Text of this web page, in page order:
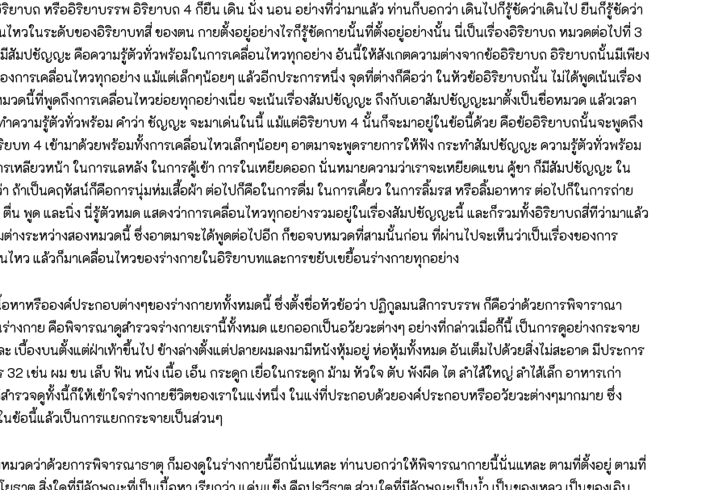
าบถ หรืออิริยาบรรพ อิริยาบถ 4 ก็ยืน เดิน นั่ง นอน อย่างที่ว่ามาแล้ว ท่านก็บอกว่า เดินไปก็รู้ชัดว่าเดินไป ยืนก็รู้ชัดว่า
หวในระดับของอิริยาบทสี่ ของตน กายตั้งอยู่อย่างไรก็รู้ชัดกายนั้นที่ตั้งอยู่อย่างนั้น นี่เป็นเรื่องอิริยาบถ หมวดต่อไปที่ 3
สัมปชัญญะ คือความรู้ตัวทั่วพร้อมในการเคลื่อนไหวทุกอย่าง อันนี้ให้สังเกตความต่างจากข้ออิริยาบถ อิริยาบถนั้นมีเพียง
ารเคลื่อนไหวทุกอย่าง แม้แต่เล็กๆน้อยๆ แล้วอีกประการหนึ่ง จุดที่ต่างก็คือว่า ในหัวข้ออิริยาบถนั้น ไม่ได้พูดเน้นเรื่อง
นี้ที่พูดถึงการเคลื่อนไหวย่อยทุกอย่างเนี่ย จะเน้นเรื่องสัมปชัญญะ ถึงกับเอาสัมปชัญญะมาตั้งเป็นชื่อหมวด แล้วเวลา
ำความรู้ตัวทั่วพร้อม คำว่า ชัญญะ จะมาเด่นในนี้ แม้แต่อิริยาบท 4 นั้นก็จะมาอยู่ในข้อนี้ด้วย คือข้ออิริยาบถนั้นจะพูดถึง
4 เข้ามาด้วยพร้อมทั้งการเคลื่อนไหวเล็กๆน้อยๆ อาตมาจะพูดรายการให้ฟัง กระทำสัมปชัญญะ ความรู้ตัวทั่วพร้อม
เหลียวหน้า ในการแลหลัง ในการคู้เข้า การในเหยียดออก นั่นหมายความว่าเราจะเหยียดแขน คู้ขา ก็มีสัมปชัญญะ ใน
ถ้าเป็นคฤหัสน์ก็คือการนุ่มห่มเสื้อผ้า ต่อไปก็คือในการดื่ม ในการเคี้ยว ในการลิ้มรส หรือลิ้มอาหาร ต่อไปก็ในการถ่าย
ตื่น พูด และนิ่ง นี่รู้ตัวหมด แสดงว่าการเคลื่อนไหวทุกอย่างรวมอยู่ในเรื่องสัมปชัญญะนี้ และก็รวมทั้งอิริยาบถสี่ทีว่ามาแล้ว
งระหว่างสองหมวดนี้ ซึ่งอาตมาจะได้พูดต่อไปอีก ก็ขอจบหมวดที่สามนั้นก่อน ที่ผ่านไปจะเห็นว่าเป็นเรื่องของการ
ไหว แล้วก็มาเคลื่อนไหวของร่างกายในอิริยาบทและการขยับเขยื้อนร่างกายทุกอย่าง
หาหรือองค์ประกอบต่างๆของร่างกายททั้งหมดนี้ ซึ่งตั้งชื่อหัวข้อว่า ปฏิกูลมนสิการบรรพ ก็คือว่าด้วยการพิจาราณา
กาย คือพิจารณาดูสำรวจร่างกายเรานี้ทั้งหมด แยกออกเป็นอวัยวะต่างๆ อย่างที่กล่าวเมื่อกี๊นี้ เป็นการดูอย่างกระจาย
บื้องบนตั้งแต่ฝ่าเท้าขึ้นไป ข้างล่างตั้งแต่ปลายผมลงมามีหนังหุ้มอยู่ ห่อหุ้มทั้งหมด อันเต็มไปด้วยสิ่งไม่สะอาด มีประการ
เช่น ผม ขน เล็บ ฟัน หนัง เนื้อ เอ็น กระดูก เยื่อในกระดูก ม้าม หัวใจ ตับ พังผืด ไต ลำไส้ใหญ่ ลำไส้เล็ก อาหารเก่า
ำรวจดูทั้งนี้ก็ให้เข้าใจร่างกายชีวิตของเราในแง่หนึ่ง ในแง่ที่ประกอบด้วยองค์ประกอบหรืออวัยวะต่างๆมากมาย ซึ่ง
นข้อนี้แล้วเป็นการแยกกระจายเป็นส่วนๆ
มวดว่าด้วยการพิจารณาธาตุ ก็มองดูในร่างกายนี้อีกนั่นแหละ ท่านบอกว่าให้พิจารณากายนี้นั่นแหละ ตามที่ตั้งอยู่ ตามที่